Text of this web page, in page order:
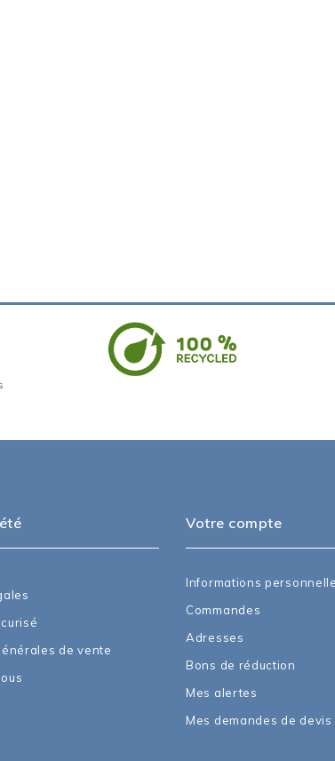
de vente
Votre compte
Informations
Commandes
Adresses
Bons de réduction
Mes alertes
Mes demandes de devis